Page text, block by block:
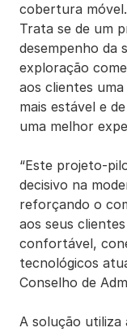
cobertura móvel.
Trata se de um
desempenho da
exploração
aos clientes
mais estável e
uma melhor
“Este projeto-
decisivo na
reforçando o
aos seus
confortável,
tecnológicos
Conselho de
A solução utiliza